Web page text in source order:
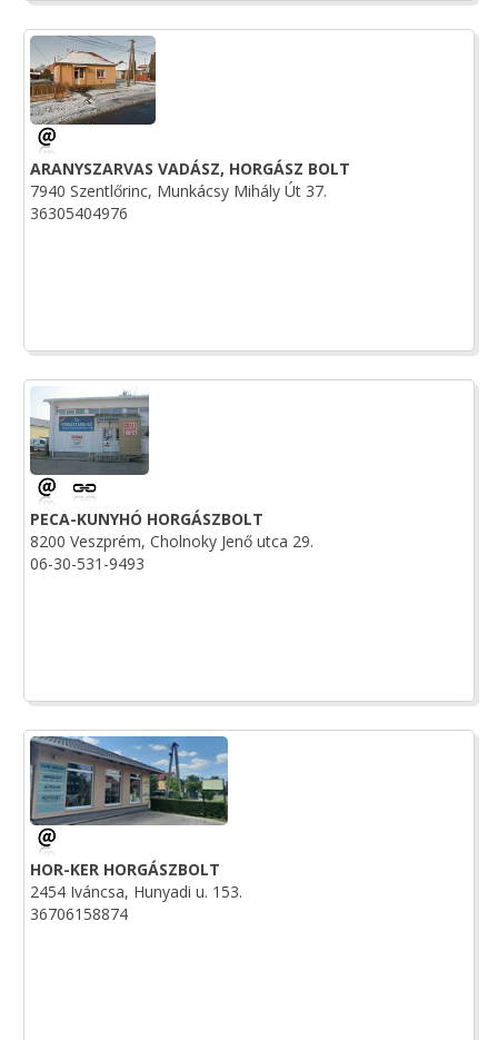
ARANYSZARVAS VADÁSZ, HORGÁSZ BOLT
7940 Szentlőrinc, Munkácsy Mihály Út 37.
36305404976
PECA-KUNYHÓ HORGÁSZBOLT
8200 Veszprém, Cholnoky Jenő utca 29.
06-30-531-9493
HOR-KER HORGÁSZBOLT
2454 Iváncsa, Hunyadi u. 153.
36706158874